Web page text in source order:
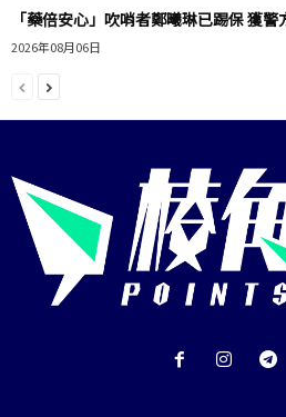
「藥倍安心」吹哨者鄭曦琳已踢保 獲
2026年08月06日